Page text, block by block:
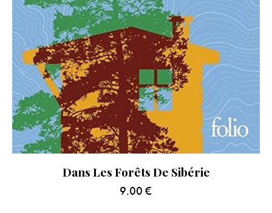
Dans Les Forêts De Sibérie
9.00 €